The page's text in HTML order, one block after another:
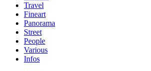
Travel
Fineart
Panorama
Street
People
Various
Infos